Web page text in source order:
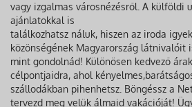
vagy izgalmas városnézésről. A külföldi
ajánlatokkal is
találkozhatsz náluk, hiszen az iroda
közönségének Magyarország látnivalóit
mint gondolnád! Különösen kedvező
célpontjaidra, ahol
szállodákban pihenhetsz. Böngéssz a
tervezd meg velük álmaid vakációját!